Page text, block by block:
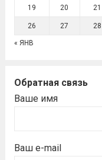
19 20 21
26 27 28
« ЯНВ
Обратная связь
Ваше имя
Ваш e-mail